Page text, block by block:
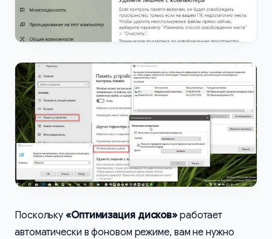
Поскольку «Оптимизация дисков» работает
автоматически в фоновом режиме, вам не нужно